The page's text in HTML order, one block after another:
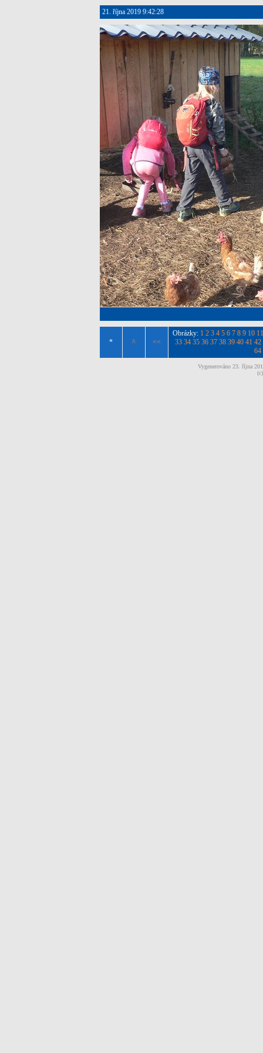
21. října 2019 9:42:28
* ^ <<
Obrázky: 1 2 3 4 5 6 7 8 9 10 11
33 34 35 36 37 38 39 40 41 42
64
Vygenerováno 23. října